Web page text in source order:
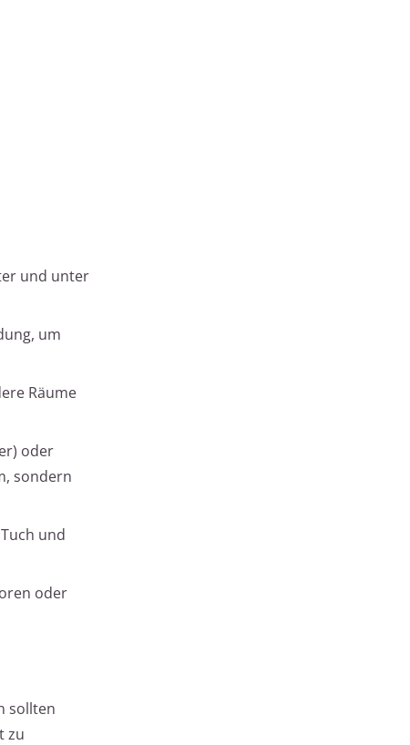
und unter
um
Räume
oder
sondern
und
oder
sollten
zu